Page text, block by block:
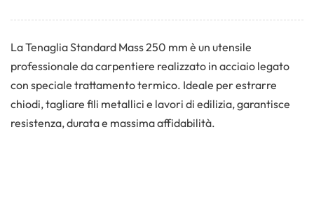
La Tenaglia Standard Mass 250 mm è un utensile
professionale da carpentiere realizzato in acciaio legato
con speciale trattamento termico. Ideale per estrarre
chiodi, tagliare fili metallici e lavori di edilizia, garantisce
resistenza, durata e massima affidabilità.